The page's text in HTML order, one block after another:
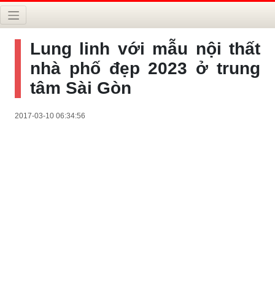
Lung linh với mẫu nội thất
nhà phố đẹp 2023 ở trung
tâm Sài Gòn
2017-03-10 06:34:56